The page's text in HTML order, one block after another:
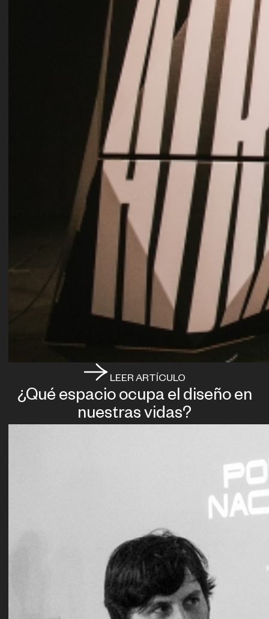
LEER ARTÍCULO
¿Qué espacio ocupa el diseño en
nuestras vidas?